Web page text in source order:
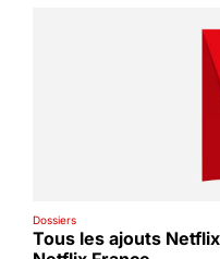
Dossiers
Tous les ajouts